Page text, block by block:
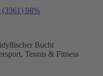
(3361) 98%
Bucht
Tennis & Fitness